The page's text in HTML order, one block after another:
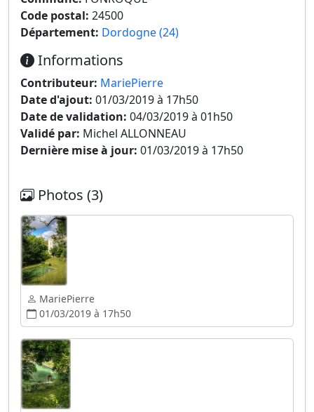
Code postal: 24500
Département: Dordogne (24)
Informations
Contributeur: MariePierre
Date d'ajout: 01/03/2019 à 17h50
Date de validation: 04/03/2019 à 01h50
Validé par: Michel ALLONNEAU
Dernière mise à jour: 01/03/2019 à 17h50
Photos (3)
MariePierre
01/03/2019 à 17h50